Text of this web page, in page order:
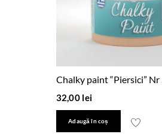
Chalky paint “Piersici”
32,00 lei
Adaugă în coș